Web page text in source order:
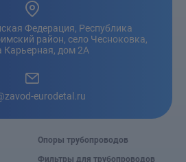
Федерация, Республика
район, село Чесноковка,
Карьерная, дом 2А
eurodetal.ru
Опоры трубопроводов
Фильтры для трубопроводов